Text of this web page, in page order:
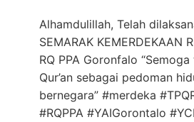
Alhamdulillah, Telah
SEMARAK KEMERDEKAAN
RQ PPA Goronfalo
Qur’an sebagai pedoman
bernegara” #merdeka
#RQPPA #YAIGorontalo